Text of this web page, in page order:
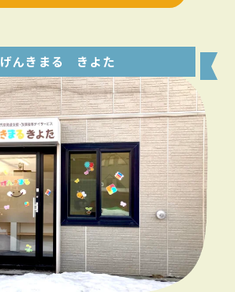
げんきまる きよた